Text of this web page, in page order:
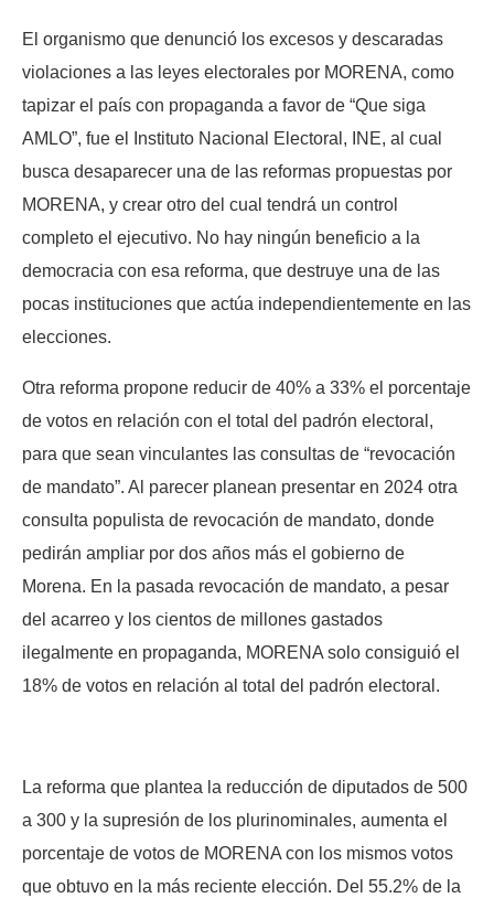
El organismo que denunció los excesos y descaradas
violaciones a las leyes electorales por MORENA, como
tapizar el país con propaganda a favor de “Que siga
AMLO”, fue el Instituto Nacional Electoral, INE, al cual
busca desaparecer una de las reformas propuestas por
MORENA, y crear otro del cual tendrá un control
completo el ejecutivo. No hay ningún beneficio a la
democracia con esa reforma, que destruye una de las
pocas instituciones que actúa independientemente en las
elecciones.
Otra reforma propone reducir de 40% a 33% el porcentaje
de votos en relación con el total del padrón electoral,
para que sean vinculantes las consultas de “revocación
de mandato”. Al parecer planean presentar en 2024 otra
consulta populista de revocación de mandato, donde
pedirán ampliar por dos años más el gobierno de
Morena. En la pasada revocación de mandato, a pesar
del acarreo y los cientos de millones gastados
ilegalmente en propaganda, MORENA solo consiguió el
18% de votos en relación al total del padrón electoral.
La reforma que plantea la reducción de diputados de 500
a 300 y la supresión de los plurinominales, aumenta el
porcentaje de votos de MORENA con los mismos votos
que obtuvo en la más reciente elección. Del 55.2% de la